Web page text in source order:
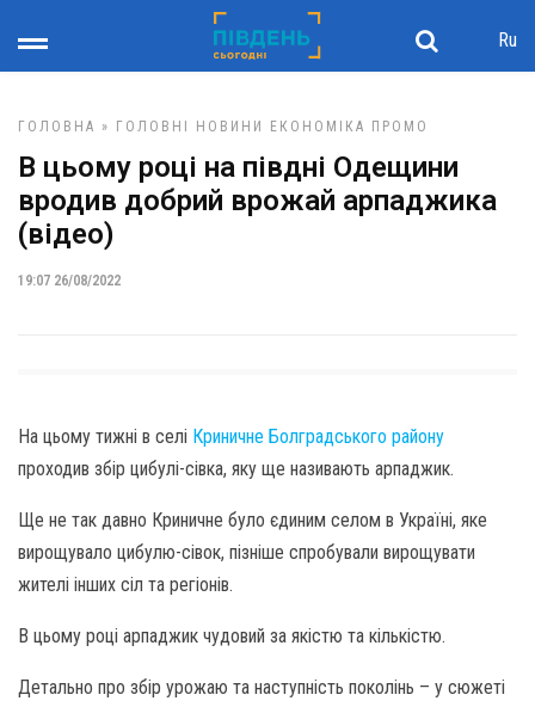
Ru
ГОЛОВНА » ГОЛОВНІ НОВИНИ ЕКОНОМІКА ПРОМО
В цьому році на півдні Одещини
вродив добрий врожай арпаджика
(відео)
19:07 26/08/2022
На цьому тижні в селі Криничне Болградського району
проходив збір цибулі-сівка, яку ще називають арпаджик.
Ще не так давно Криничне було єдиним селом в Україні, яке
вирощувало цибулю-сівок, пізніше спробували вирощувати
жителі інших сіл та регіонів.
В цьому році арпаджик чудовий за якістю та кількістю.
Детально про збір урожаю та наступність поколінь – у сюжеті